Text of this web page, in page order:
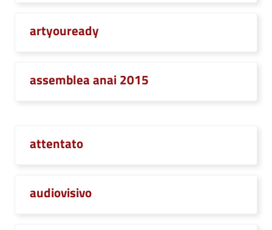
artyouready
assemblea anai 2015
attentato
audiovisivo